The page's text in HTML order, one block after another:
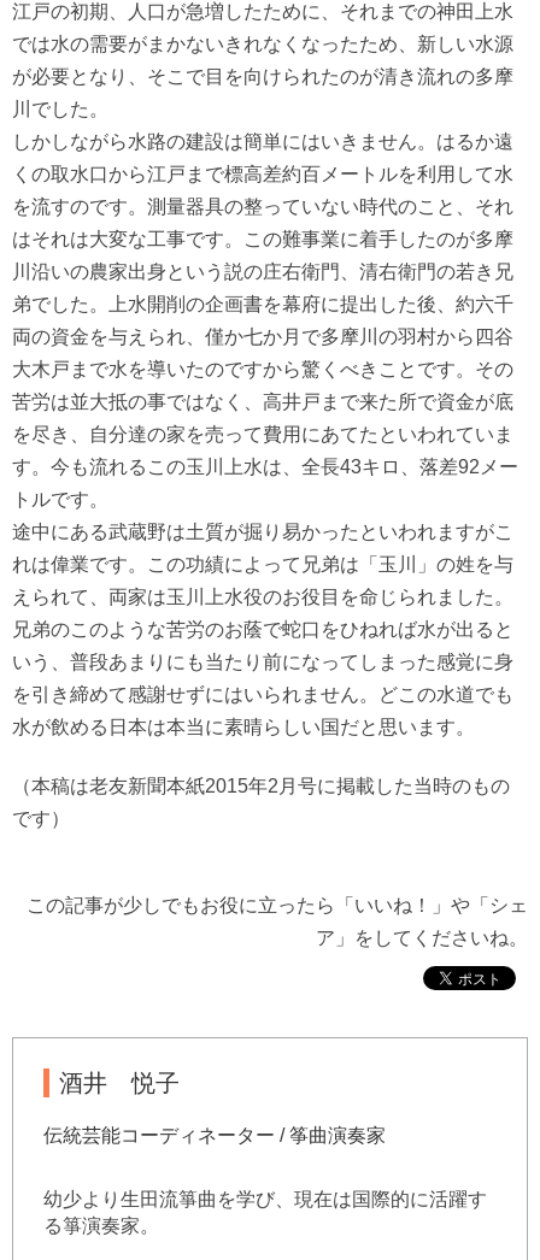
江戸の初期、人口が急増したために、それまでの神田上水
では水の需要がまかないきれなくなったため、新しい水源
が必要となり、そこで目を向けられたのが清き流れの多摩
川でした。
しかしながら水路の建設は簡単にはいきません。はるか遠
くの取水口から江戸まで標高差約百メートルを利用して水
を流すのです。測量器具の整っていない時代のこと、それ
はそれは大変な工事です。この難事業に着手したのが多摩
川沿いの農家出身という説の庄右衛門、清右衛門の若き兄
弟でした。上水開削の企画書を幕府に提出した後、約六千
両の資金を与えられ、僅か七か月で多摩川の羽村から四谷
大木戸まで水を導いたのですから驚くべきことです。その
苦労は並大抵の事ではなく、高井戸まで来た所で資金が底
を尽き、自分達の家を売って費用にあてたといわれていま
す。今も流れるこの玉川上水は、全長43キロ、落差92メー
トルです。
途中にある武蔵野は土質が掘り易かったといわれますがこ
れは偉業です。この功績によって兄弟は「玉川」の姓を与
えられて、両家は玉川上水役のお役目を命じられました。
兄弟のこのような苦労のお蔭で蛇口をひねれば水が出ると
いう、普段あまりにも当たり前になってしまった感覚に身
を引き締めて感謝せずにはいられません。どこの水道でも
水が飲める日本は本当に素晴らしい国だと思います。
（本稿は老友新聞本紙2015年2月号に掲載した当時のもの
です）
この記事が少しでもお役に立ったら「いいね！」や「シェ
ア」をしてくださいね。
酒井 悦子
伝統芸能コーディネーター / 筝曲演奏家
幼少より生田流箏曲を学び、現在は国際的に活躍す
る箏演奏家。